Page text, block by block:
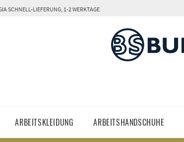
SCHNELL-LIEFERUNG, 1-2 WERKTAGE
ARBEITSKLEIDUNG ARBEITSHANDSCHUHE